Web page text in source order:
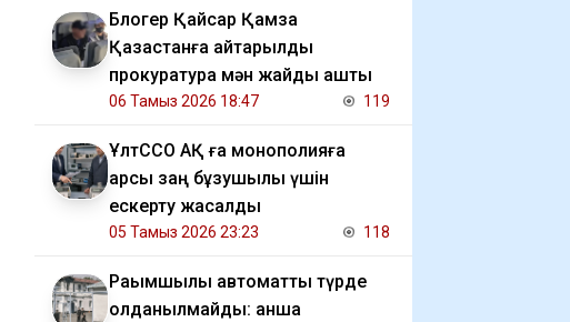
Блогер Қайсар Қамза
Қазақстанға қайтарылды
прокуратура мән жайды ашты
06 Тамыз 2026 18:47 119
ҰлтССО АҚ ға монополияға
қарсы заң бұзушылық үшін
ескерту жасалды
05 Тамыз 2026 23:23 118
Рақымшылық автоматты түрде
қолданылмайды: қанша